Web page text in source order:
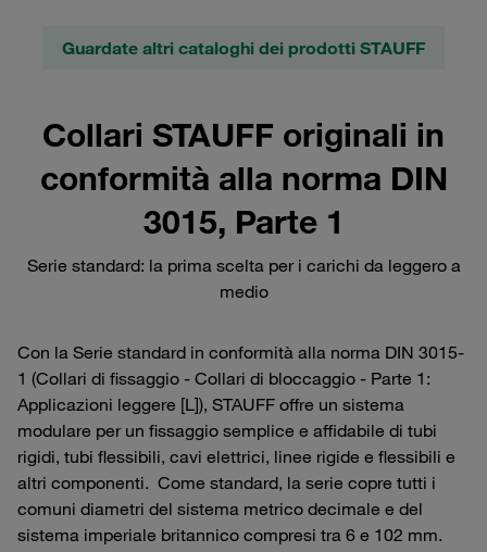
Guardate altri cataloghi dei prodotti STAUFF
Collari STAUFF originali in
conformità alla norma DIN
3015, Parte 1
Serie standard: la prima scelta per i carichi da leggero a
medio
Con la Serie standard in conformità alla norma DIN 3015-
1 (Collari di fissaggio - Collari di bloccaggio - Parte 1:
Applicazioni leggere [L]), STAUFF offre un sistema
modulare per un fissaggio semplice e affidabile di tubi
rigidi, tubi flessibili, cavi elettrici, linee rigide e flessibili e
altri componenti. Come standard, la serie copre tutti i
comuni diametri del sistema metrico decimale e del
sistema imperiale britannico compresi tra 6 e 102 mm.